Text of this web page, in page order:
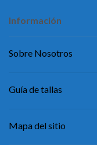
Información
Sobre Nosotros
Guía de tallas
Mapa del sitio